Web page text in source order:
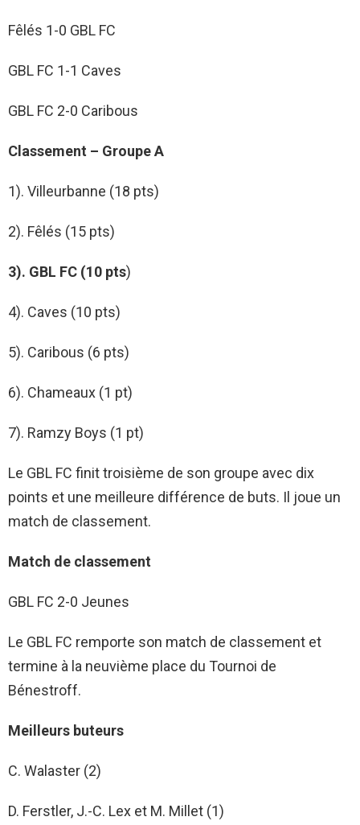
Fêlés 1-0 GBL FC
GBL FC 1-1 Caves
GBL FC 2-0 Caribous
Classement – Groupe A
1). Villeurbanne (18 pts)
2). Fêlés (15 pts)
3). GBL FC (10 pts)
4). Caves (10 pts)
5). Caribous (6 pts)
6). Chameaux (1 pt)
7). Ramzy Boys (1 pt)
Le GBL FC finit troisième de son groupe avec dix
points et une meilleure différence de buts. Il joue un
match de classement.
Match de classement
GBL FC 2-0 Jeunes
Le GBL FC remporte son match de classement et
termine à la neuvième place du Tournoi de
Bénestroff.
Meilleurs buteurs
C. Walaster (2)
D. Ferstler, J.-C. Lex et M. Millet (1)